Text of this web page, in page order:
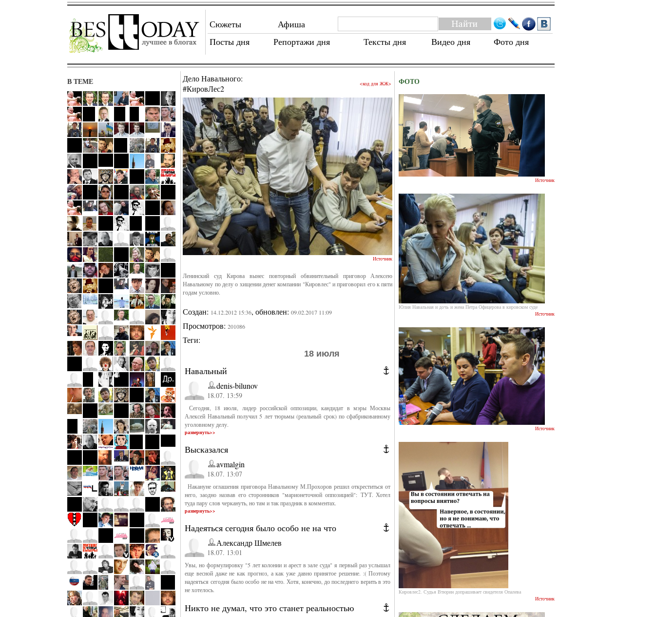
Сюжеты
Афиша
Посты дня
Репортажи дня Тексты дня Видео дня Фото дня
В ТЕМЕ
Дело Навального:
#КировЛес2
<код для ЖЖ>
Источник
Ленинский суд Кирова вынес повторный обвинительный приговор Алексею
Навальному по делу о хищении денег компании "Кировлес" и приговорил его к пяти
годам условно.
Создан: 14.12.2012 15:36, обновлен:09.02.2017 11:09
Просмотров:201086
Теги:
18 июля
Навальный
denis-bilunov
18.07. 13:59
Сегодня, 18 июля, лидер российской оппозиции, кандидат в мэры Москвы
Алексей Навальный получил 5 лет тюрьмы (реальный срок) по сфабрикованному
уголовному делу.
развернуть>>
Высказался
avmalgin
18.07. 13:07
Накануне оглашения приговора Навальному М.Прохоров решил откреститься от
него, заодно назвав его сторонников "марионеточной оппозицией": ТУТ. Хотел
туда пару слов черкануть, но там и так праздник в комментах.
развернуть>>
Надеяться сегодня было особо не на что
Александр Шмелев
18.07. 13:01
Увы, но формулировку "5 лет колонии и арест в зале суда" я первый раз услышал
еще весной даже не как прогноз, а как уже давно принятое решение. :( Поэтому
надеяться сегодня было особо не на что. Хотя, конечно, до последнего верить в это
не хотелось.
Никто не думал, что это станет реальностью
ФОТО
Источник
Юлия Навальная и дочь и жена Петра Офицерова в кировском суде
Источник
Источник
Кировлес2. Судья Втюрин допрашивает свидетеля Опалева
Источник